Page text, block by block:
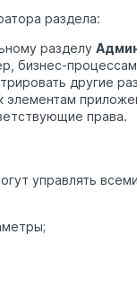
раздела:
разделу
бизнес-
другие
элементам
права.
управлять